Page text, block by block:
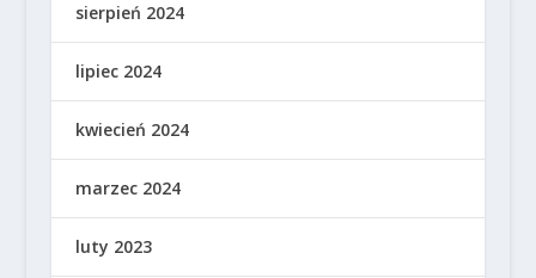
sierpień 2024
lipiec 2024
kwiecień 2024
marzec 2024
luty 2023